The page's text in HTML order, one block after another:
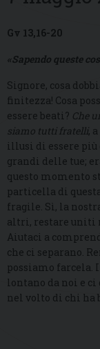
Gv 13,16-20
«Sapendo queste
Signore, cosa
finitezza! Cosa
essere beati? Che
siamo tutti fratelli,
illusi di essere più
grandi delle tue;
questo momento
particella di
fragile. Sì, la
altri, restare uniti
Aiutaci a
che ci separano.
possiamo farcela.
lontano da noi e
nel volto di chi ha